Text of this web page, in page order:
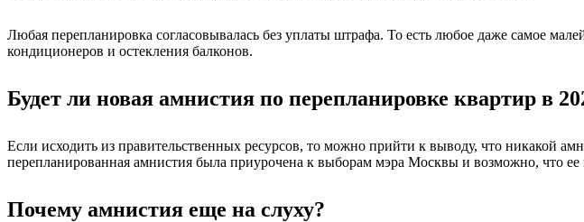
Любая перепланировка согласовывалась без уплаты штрафа. То есть любое даже самое
кондиционеров и остекления балконов.
Будет ли новая амнистия по перепланировке квартир в
Если исходить из правительственных ресурсов, то можно прийти к выводу, что никакой
перепланированная амнистия была приурочена к выборам мэра Москвы и возможно, что
Почему амнистия еще на слуху?